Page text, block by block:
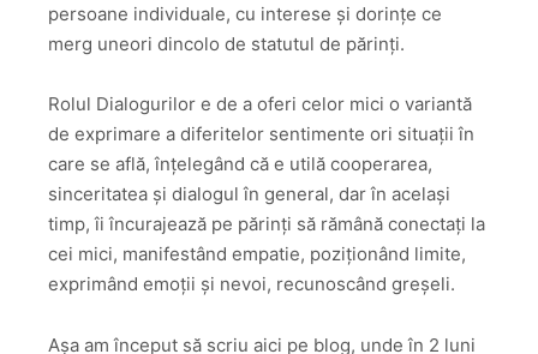
persoane individuale, cu interese și dorințe ce
merg uneori dincolo de statutul de părinți.
Rolul Dialogurilor e de a oferi celor mici o variantă
de exprimare a diferitelor sentimente ori situații în
care se află, înțelegând că e utilă cooperarea,
sinceritatea și dialogul în general, dar în același
timp, îi încurajează pe părinți să rămână conectați la
cei mici, manifestând empatie, poziționând limite,
exprimând emoții și nevoi, recunoscând greșeli.
Așa am început să scriu aici pe blog, unde în 2 luni